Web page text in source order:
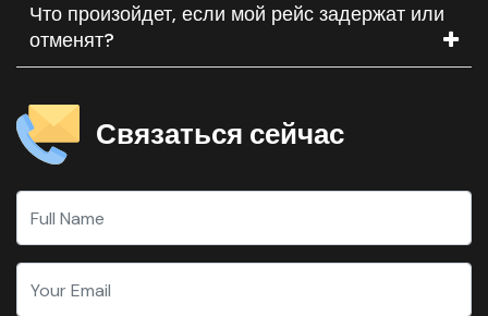
Что произойдет, если мой рейс задержат или
отменят?
Связаться сейчас